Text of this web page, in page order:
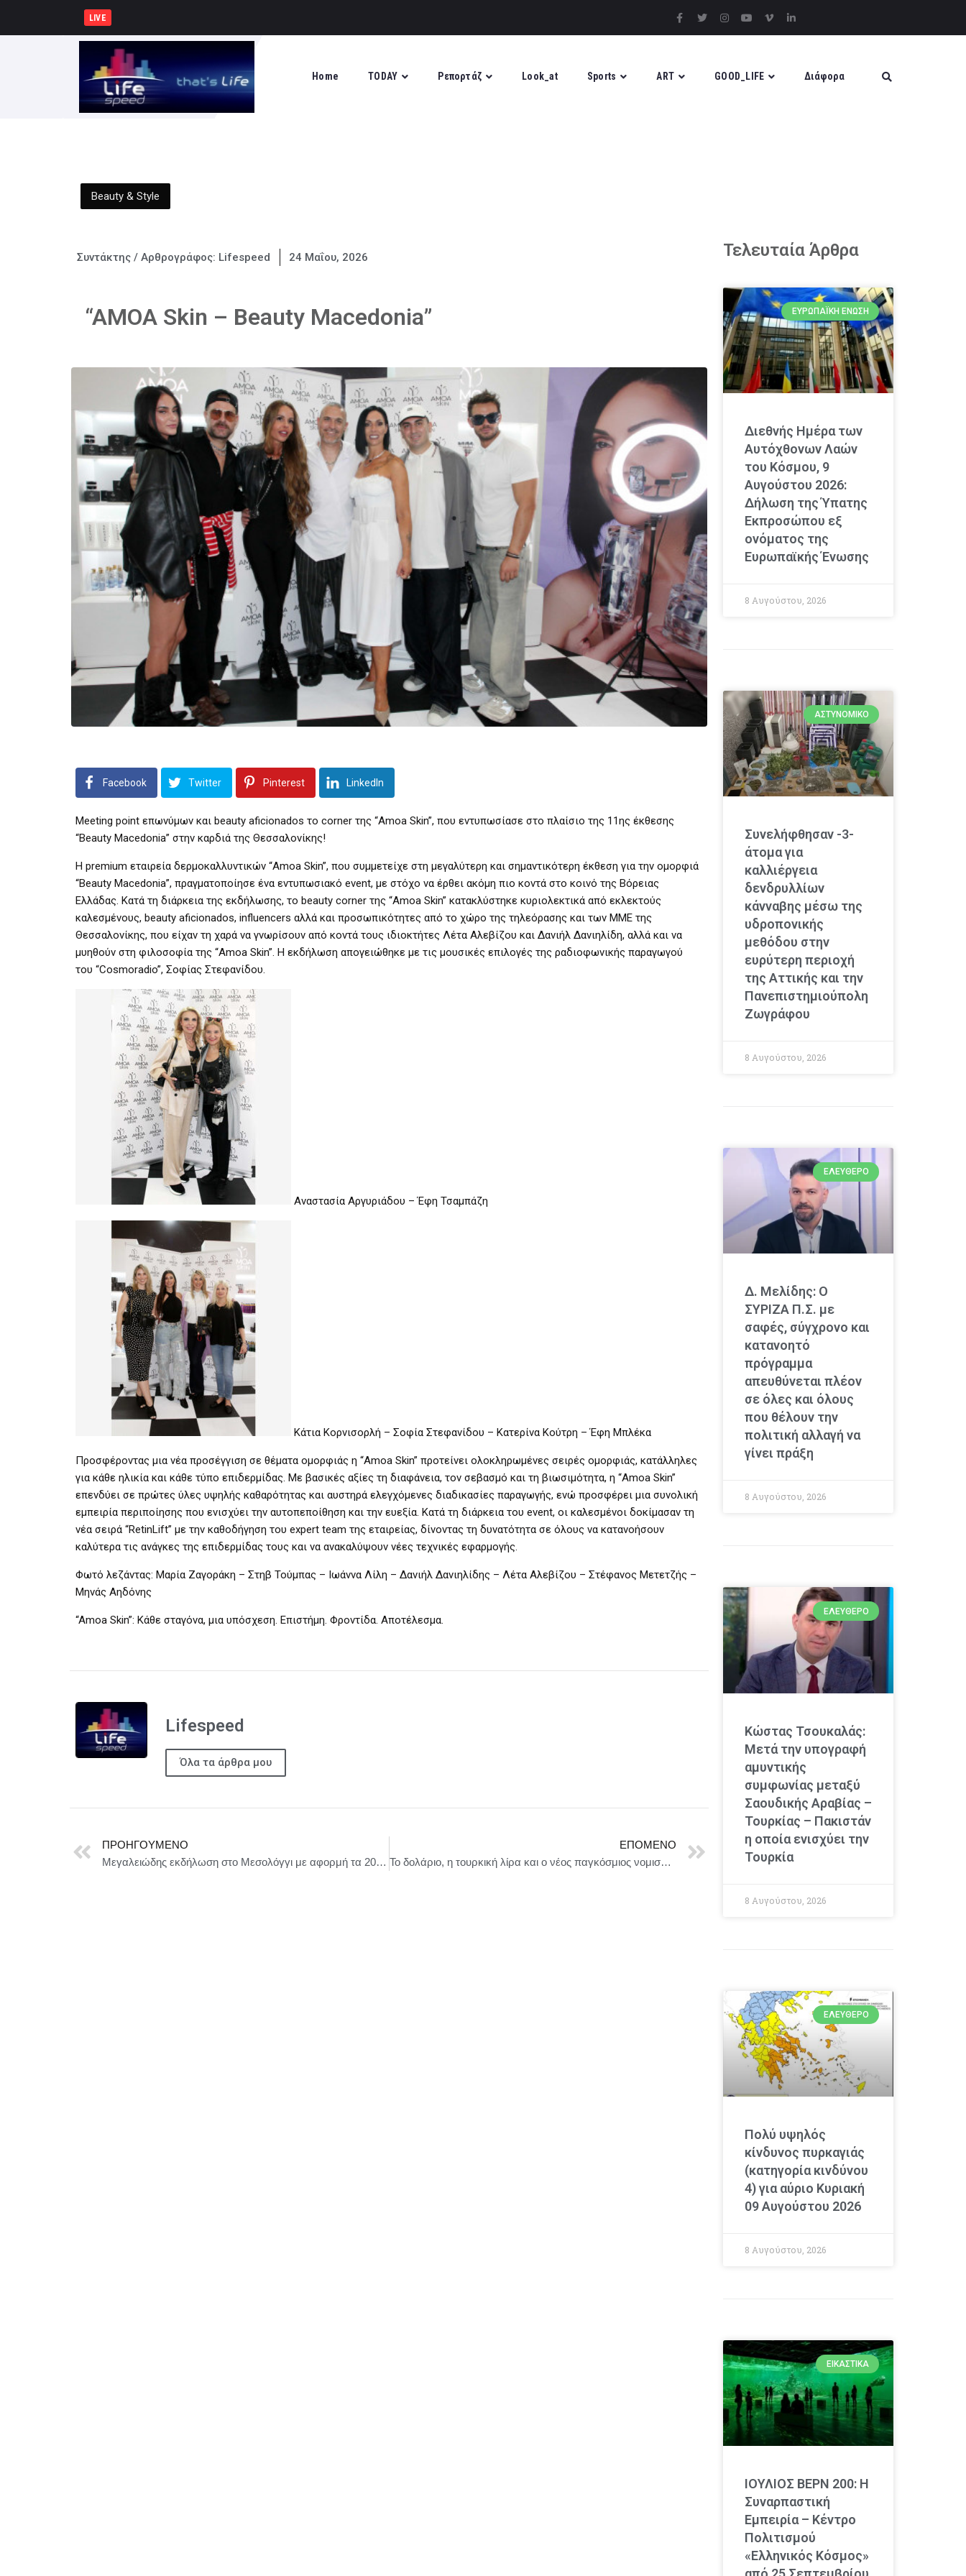
LIVE
Home TODAY Ρεπορτάζ Look_at Sports ART GOOD_LIFE Διάφορα
Beauty & Style
Συντάκτης / Αρθρογράφος: Lifespeed 24 Μαΐου, 2026
“AMOA Skin – Beauty Macedonia”
Facebook Twitter Pinterest LinkedIn
Meeting point επωνύμων και beauty aficionados το corner της “Amoa Skin”, που εντυπωσίασε στο πλαίσιο της 11ης έκθεσης
“Beauty Macedonia” στην καρδιά της Θεσσαλονίκης!
Η premium εταιρεία δερμοκαλλυντικών “Amoa Skin”, που συμμετείχε στη μεγαλύτερη και σημαντικότερη έκθεση για την ομορφιά
“Beauty Macedonia”, πραγματοποίησε ένα εντυπωσιακό event, με στόχο να έρθει ακόμη πιο κοντά στο κοινό της Βόρειας
Ελλάδας. Κατά τη διάρκεια της εκδήλωσης, το beauty corner της “Amoa Skin” κατακλύστηκε κυριολεκτικά από εκλεκτούς
καλεσμένους, beauty aficionados, influencers αλλά και προσωπικότητες από το χώρο της τηλεόρασης και των ΜΜΕ της
Θεσσαλονίκης, που είχαν τη χαρά να γνωρίσουν από κοντά τους ιδιοκτήτες Λέτα Αλεβίζου και Δανιήλ Δανιηλίδη, αλλά και να
μυηθούν στη φιλοσοφία της “Amoa Skin”. Η εκδήλωση απογειώθηκε με τις μουσικές επιλογές της ραδιοφωνικής παραγωγού
του “Cosmoradio”, Σοφίας Στεφανίδου.
Αναστασία Αργυριάδου – Έφη Τσαμπάζη
Κάτια Κορνισορλή – Σοφία Στεφανίδου – Κατερίνα Κούτρη – Έφη Μπλέκα
Προσφέροντας μια νέα προσέγγιση σε θέματα ομορφιάς η “Amoa Skin” προτείνει ολοκληρωμένες σειρές ομορφιάς, κατάλληλες
για κάθε ηλικία και κάθε τύπο επιδερμίδας. Με βασικές αξίες τη διαφάνεια, τον σεβασμό και τη βιωσιμότητα, η “Amoa Skin”
επενδύει σε πρώτες ύλες υψηλής καθαρότητας και αυστηρά ελεγχόμενες διαδικασίες παραγωγής, ενώ προσφέρει μια συνολική
εμπειρία περιποίησης που ενισχύει την αυτοπεποίθηση και την ευεξία. Kατά τη διάρκεια του event, οι καλεσμένοι δοκίμασαν τη
νέα σειρά “RetinLift” με την καθοδήγηση του expert team της εταιρείας, δίνοντας τη δυνατότητα σε όλους να κατανοήσουν
καλύτερα τις ανάγκες της επιδερμίδας τους και να ανακαλύψουν νέες τεχνικές εφαρμογής.
Φωτό λεζάντας: Μαρία Ζαγοράκη – Στηβ Τούμπας – Ιωάννα Λίλη – Δανιήλ Δανιηλίδης – Λέτα Αλεβίζου – Στέφανος Μετετζής –
Μηνάς Αηδόνης
“Amoa Skin”: Κάθε σταγόνα, μια υπόσχεση. Επιστήμη. Φροντίδα. Αποτέλεσμα.
Lifespeed
Όλα τα άρθρα μου
ΠΡΟΗΓΟΎΜΕΝΟ
Μεγαλειώδης εκδήλωση στο Μεσολόγγι με αφορμή τα 200 χρόνια από την Ιστορική Έξοδο .
ΕΠΌΜΕΝΟ
Το δολάριο, η τουρκική λίρα και ο νέος παγκόσμιος νομισματικός πόλεμος
Τελευταία Άρθρα
ΕΥΡΩΠΑΪΚΉ ΈΝΩΣΗ
Διεθνής Ημέρα των
Αυτόχθονων Λαών
του Κόσμου, 9
Αυγούστου 2026:
Δήλωση της Ύπατης
Εκπροσώπου εξ
ονόματος της
Ευρωπαϊκής Ένωσης
8 Αυγούστου, 2026
ΑΣΤΥΝΟΜΙΚΌ
Συνελήφθησαν -3-
άτομα για
καλλιέργεια
δενδρυλλίων
κάνναβης μέσω της
υδροπονικής
μεθόδου στην
ευρύτερη περιοχή
της Αττικής και την
Πανεπιστημιούπολη
Ζωγράφου
8 Αυγούστου, 2026
ΕΛΕΎΘΕΡΟ
Δ. Μελίδης: Ο
ΣΥΡΙΖΑ Π.Σ. με
σαφές, σύγχρονο και
κατανοητό
πρόγραμμα
απευθύνεται πλέον
σε όλες και όλους
που θέλουν την
πολιτική αλλαγή να
γίνει πράξη
8 Αυγούστου, 2026
ΕΛΕΎΘΕΡΟ
Κώστας Τσουκαλάς:
Μετά την υπογραφή
αμυντικής
συμφωνίας μεταξύ
Σαουδικής Αραβίας –
Τουρκίας – Πακιστάν
η οποία ενισχύει την
Τουρκία
8 Αυγούστου, 2026
ΕΛΕΎΘΕΡΟ
Πολύ υψηλός
κίνδυνος πυρκαγιάς
(κατηγορία κινδύνου
4) για αύριο Κυριακή
09 Αυγούστου 2026
8 Αυγούστου, 2026
ΕΙΚΑΣΤΙΚΆ
ΙΟΥΛΙΟΣ ΒΕΡΝ 200: Η
Συναρπαστική
Εμπειρία – Κέντρο
Πολιτισμού
«Ελληνικός Κόσμος»